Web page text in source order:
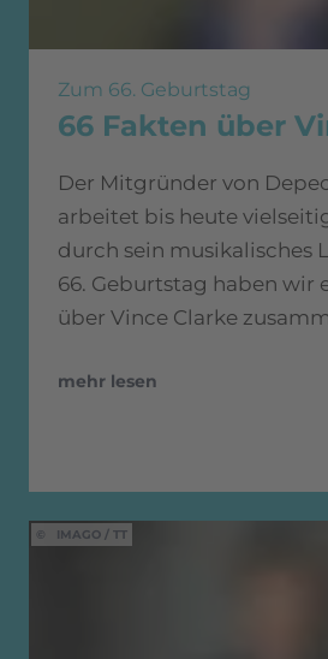
Zum 66. Geburtstag
66 Fakten über
Der Mitgründer von
arbeitet bis heute
durch sein musikalisches
66. Geburtstag haben wir
über Vince Clarke
mehr lesen
IMAGO / TT